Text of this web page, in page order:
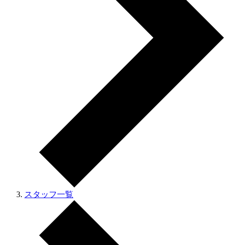
スタッフ一覧